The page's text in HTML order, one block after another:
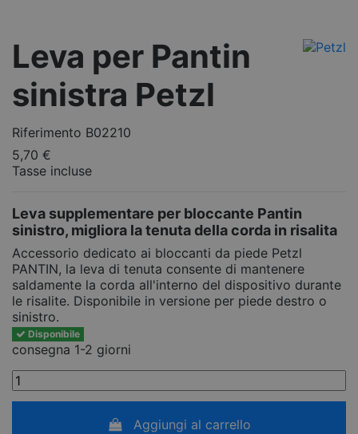
Leva per Pantin
sinistra Petzl
Riferimento B02210
5,70 €
Tasse incluse
Leva supplementare per bloccante Pantin
sinistro, migliora la tenuta della corda in risalita
Accessorio dedicato ai bloccanti da piede Petzl
PANTIN, la leva di tenuta consente di mantenere
saldamente la corda all'interno del dispositivo durante
le risalite. Disponibile in versione per piede destro o
sinistro.
Disponibile
consegna 1-2 giorni
Aggiungi al carrello